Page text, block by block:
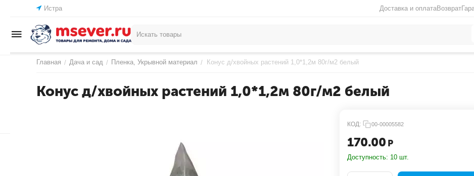
Истра Доставка и оплатаВозврат
Главная / Дача и сад / Пленка, Укрывной материал / Конус д/хвойных растений 1,0*1,2м 80г/м2 белый
Конус д/хвойных растений 1,0*1,2м 80г/м2 белый
КОД: 00-00005582
170.00 Р
Доступность: 10 шт.